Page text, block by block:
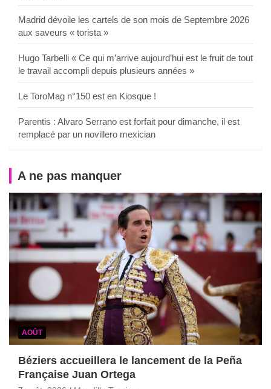
Madrid dévoile les cartels de son mois de Septembre 2026
aux saveurs « torista »
Hugo Tarbelli « Ce qui m’arrive aujourd’hui est le fruit de tout
le travail accompli depuis plusieurs années »
Le ToroMag n°150 est en Kiosque !
Parentis : Alvaro Serrano est forfait pour dimanche, il est
remplacé par un novillero mexician
A ne pas manquer
AOÛT
Béziers accueillera le lancement de la Peña
Française Juan Ortega